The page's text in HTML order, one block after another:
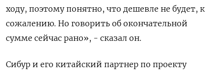
ходу, поэтому понятно, что дешевле не будет, к
сожалению. Но говорить об окончательной
сумме сейчас рано», - сказал он.
Сибур и его китайский партнер по проекту